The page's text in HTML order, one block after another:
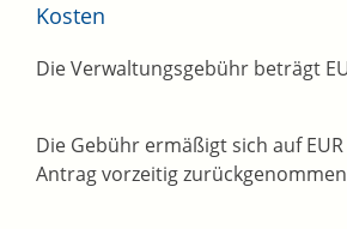
Kosten
Die Verwaltungsgebühr beträgt
Die Gebühr ermäßigt sich auf
Antrag vorzeitig